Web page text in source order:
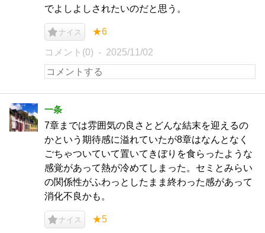
でよしよしされたいのだと思う。
ナイス ★6
コメント(0) 2025/11/02
一条
7章までは雰囲気の良さとどんな結末を迎えるの
かという期待感に溢れていたが8章はなんとなく
ごちゃついていて置いてきぼりを食らったような
感覚があって熱が冷めてしまった。セミとみらい
の関係性がふわっとしたまま終わった感があって
消化不良かも。
ナイス ★5